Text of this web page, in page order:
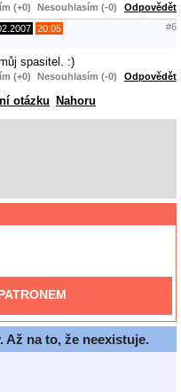
(+0) Nesouhlasím (-0) Odpovědět
20:05 #6
spasitel. :)
(+0) Nesouhlasím (-0) Odpovědět
otázku Nahoru
Až na to, že neexistuje.